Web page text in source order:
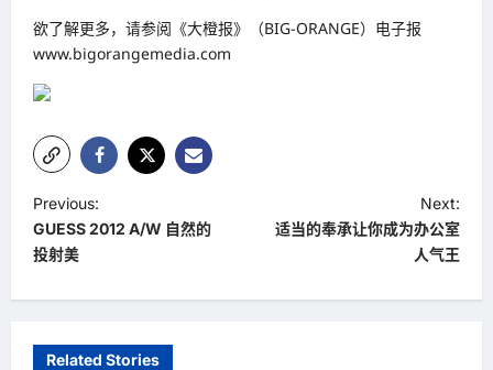
欲了解更多，请参阅《大橙报》（BIG-ORANGE）电子报
www.bigorangemedia.com
P
o
t
n
Previous:
GUESS 2012 A/W 自然的
投射美
Next:
适当的奉承让你成为办公室
人气王
Related Stories